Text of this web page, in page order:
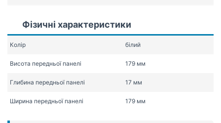
Фізичні характеристики
Колір білий
Висота передньої панелі 179 мм
Глибина передньої панелі 17 мм
Ширина передньої панелі 179 мм